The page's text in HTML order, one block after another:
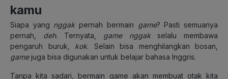
kamu
Siapa yang nggak pernah bermain game? Pasti semuanya
pernah, deh. Ternyata, game nggakselalu membawa
pengaruh buruk, kok. Selain bisa menghilangkan bosan,
game juga bisa digunakan untuk belajar bahasa Inggris.
Tanpa kita sadari, bermain game akan membuat otak kita